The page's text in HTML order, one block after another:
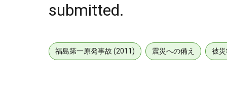
submitted.
福島第一原発事故 (2011) 震災への備え 被災